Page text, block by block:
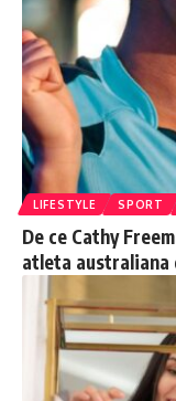
LIFESTYLE SPORT
De ce Cathy
atleta